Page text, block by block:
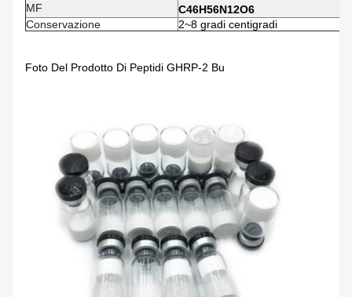
MF
C46H56N12O6
Conservazione
2~8 gradi centigradi
Foto Del Prodotto Di Peptidi GHRP-2 Bu